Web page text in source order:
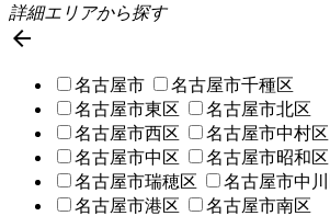
詳細エリアから探す

名古屋市
名古屋市千種区
名古屋市東区
名古屋市北区
名古屋市西区
名古屋市中村区
名古屋市中区
名古屋市昭和区
名古屋市瑞穂区
名古屋市中
名古屋市港区
名古屋市南区